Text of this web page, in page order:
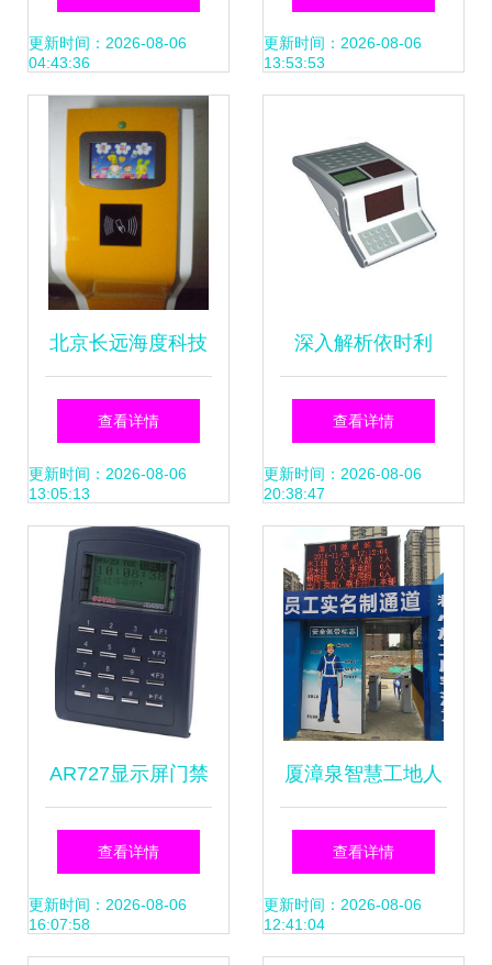
上海闵行区门禁生
产供应商_其他门
禁考勤器材及系统
尽在搜了网
更新时间：2026-08-06
04:43:36
析——以川良九正
更新时间：2026-08-06
13:53:53
北京长远海度科技
幼儿园立式多媒体
接送机系统价格优
化方案
查看详情
更新时间：2026-08-06
13:05:13
深入解析依时利
ER-691C考勤门禁
功能与应用的全面
洞察
查看详情
更新时间：2026-08-06
20:38:47
AR727显示屏门禁
一体机 智能门禁考
勤的未来之选
查看详情
更新时间：2026-08-06
16:07:58
厦漳泉智慧工地人
行通道门禁与考勤
系统的实现路径
查看详情
更新时间：2026-08-06
12:41:04